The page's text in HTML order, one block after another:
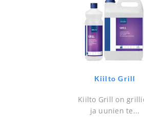
Kiilto Grill
Kiilto Grill on
ja uunien te...